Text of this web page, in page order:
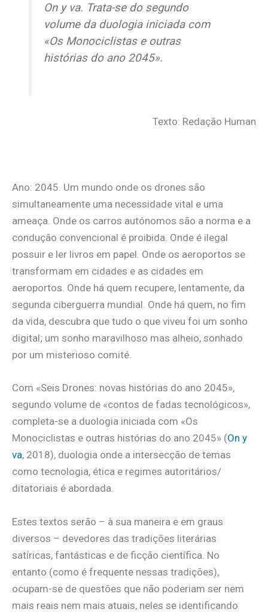
On y va. Trata-se do segundo
volume da duologia iniciada com
«Os Monociclistas e outras
histórias do ano 2045».
Texto: Redação Human
Ano: 2045. Um mundo onde os drones são
simultaneamente uma necessidade vital e uma
ameaça. Onde os carros autónomos são a norma e a
condução convencional é proibida. Onde é ilegal
possuir e ler livros em papel. Onde os aeroportos se
transformam em cidades e as cidades em
aeroportos. Onde há quem recupere, lentamente, da
segunda ciberguerra mundial. Onde há quem, no fim
da vida, descubra que tudo o que viveu foi um sonho
digital; um sonho maravilhoso mas alheio, sonhado
por um misterioso comité.
Com «Seis Drones: novas histórias do ano 2045»,
segundo volume de «contos de fadas tecnológicos»,
completa-se a duologia iniciada com «Os
Monociclistas e outras histórias do ano 2045» (On y
va, 2018), duologia onde a intersecção de temas
como tecnologia, ética e regimes autoritários/
ditatoriais é abordada.
Estes textos serão – à sua maneira e em graus
diversos – devedores das tradições literárias
satíricas, fantásticas e de ficção científica. No
entanto (como é frequente nessas tradições),
ocupam-se de questões que não poderiam ser nem
mais reais nem mais atuais, neles se identificando